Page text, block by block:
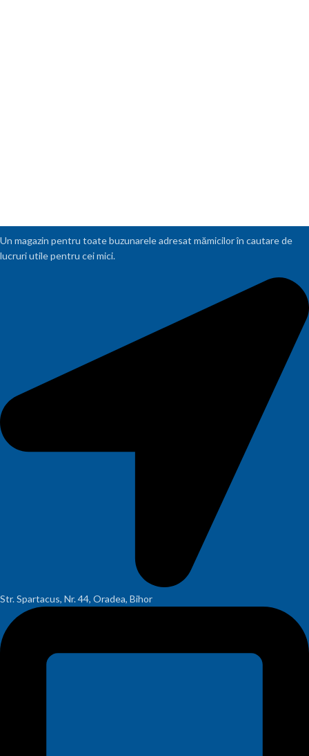
Un magazin pentru toate buzunarele adresat mămicilor în cautare de
lucruri utile pentru cei mici.
Str. Spartacus, Nr. 44, Oradea, Bihor